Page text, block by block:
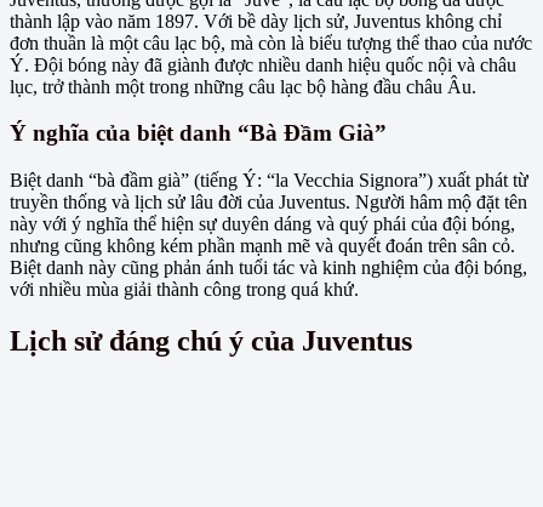
thành lập vào năm 1897. Với bề dày lịch sử, Juventus không chỉ
đơn thuần là một câu lạc bộ, mà còn là biểu tượng thể thao của nước
Ý. Đội bóng này đã giành được nhiều danh hiệu quốc nội và châu
lục, trở thành một trong những câu lạc bộ hàng đầu châu Âu.
Ý nghĩa của biệt danh “Bà Đầm Già”
Biệt danh “bà đầm già” (tiếng Ý: “la Vecchia Signora”) xuất phát từ
truyền thống và lịch sử lâu đời của Juventus. Người hâm mộ đặt tên
này với ý nghĩa thể hiện sự duyên dáng và quý phái của đội bóng,
nhưng cũng không kém phần mạnh mẽ và quyết đoán trên sân cỏ.
Biệt danh này cũng phản ánh tuổi tác và kinh nghiệm của đội bóng,
với nhiều mùa giải thành công trong quá khứ.
Lịch sử đáng chú ý của Juventus